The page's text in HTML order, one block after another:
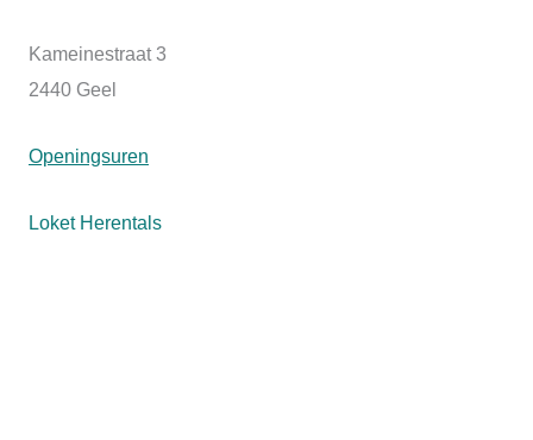
Kameinestraat 3
2440 Geel
Openingsuren
Loket Herentals